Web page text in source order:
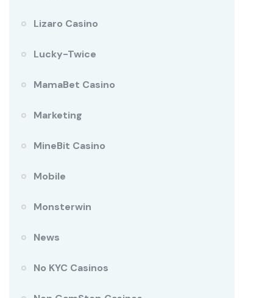
Lizaro Casino
Lucky-Twice
MamaBet Casino
Marketing
MineBit Casino
Mobile
Monsterwin
News
No KYC Casinos